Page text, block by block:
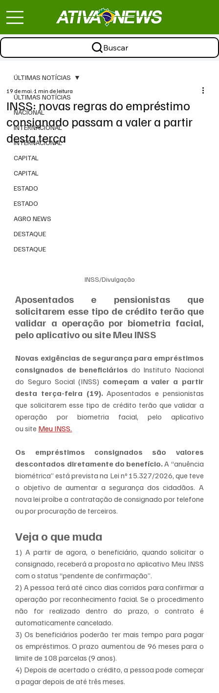
Buscar
ÚLTIMAS NOTÍCIAS
NACIONAL
INTERNACIONAL
INTERNACIONAL
CAPITAL
CAPITAL
ESTADO
ESTADO
AGRO NEWS
DESTAQUE
DESTAQUE
ÚLTIMAS NOTÍCIAS
INSS: novas regras do empréstimo
consignado passam a valer a partir
desta terça
19 de mai.1 min de leitura
INSS/Divulgação
Aposentados e pensionistas que
solicitarem esse tipo de crédito terão que
validar a operação por biometria facial,
pelo aplicativo ou site Meu INSS
Novas exigências de segurança para empréstimos
consignados de beneficiários do Instituto Nacional
do Seguro Social (INSS) começam a valer a partir
desta terça-feira (19). Aposentados e pensionistas
que solicitarem esse tipo de crédito terão que validar a
operação por biometria facial, pelo aplicativo
ou site Meu INSS.
Os empréstimos consignados são valores
descontados diretamente do benefício. A “anuência
biométrica” está prevista na Lei nº 15.327/2026, que teve
o objetivo de aumentar a segurança dos cidadãos. A
nova lei proíbe a contratação de consignado por telefone
ou por procuração de terceiros.
Veja o que muda
1) A partir de agora, o beneficiário, quando solicitar o
consignado, receberá a proposta no aplicativo Meu INSS
com o status “pendente de confirmação”.
2) A pessoa terá até cinco dias corridos para confirmar a
operação por reconhecimento facial. Se o procedimento
não for realizado dentro do prazo, o contrato é
automaticamente cancelado.
3) Os beneficiários poderão ter mais tempo para pagar
os empréstimos. O prazo aumentou de 96 meses para o
limite de 108 parcelas (9 anos).
4) Depois de acertado o crédito, a pessoa pode começar
a pagar depois de até três meses.